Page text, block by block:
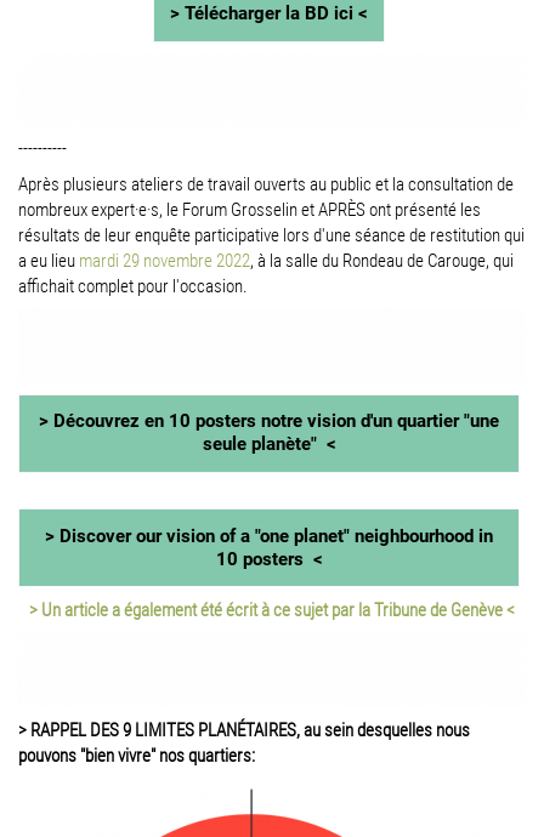
> Télécharger la BD ici <
----------
Après plusieurs ateliers de travail ouverts au public et la consultation de
nombreux expert·e·s, le Forum Grosselin et APRÈS ont présenté les
résultats de leur enquête participative lors d'une séance de restitution qui
a eu lieu mardi 29 novembre 2022, à la salle du Rondeau de Carouge, qui
affichait complet pour l'occasion.
> Découvrez en 10 posters notre vision d'un quartier "une
seule planète" <
> Discover our vision of a "one planet" neighbourhood in
10 posters <
> Un article a également été écrit à ce sujet par la Tribune de Genève <
> RAPPEL DES 9 LIMITES PLANÉTAIRES, au sein desquelles nous
pouvons "bien vivre" nos quartiers: